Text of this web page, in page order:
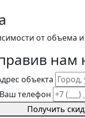
от объема и
нам
объекта
Ваш телефон
Получить